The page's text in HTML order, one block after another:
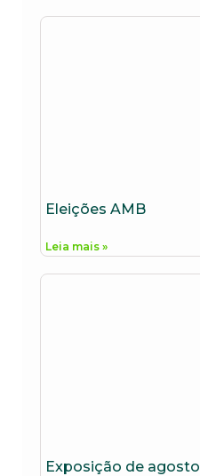
Eleições AMB
Leia mais »
Exposição de agosto